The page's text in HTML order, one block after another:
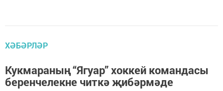
ХӘБӘРЛӘР
Кукмараның “Ягуар” хоккей командасы
беренчелекне читкә җибәрмәде